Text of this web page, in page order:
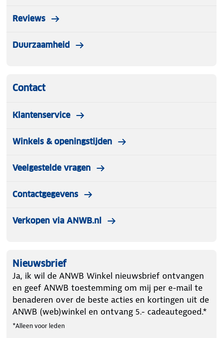
Reviews
Duurzaamheid
Contact
Klantenservice
Winkels & openingstijden
Veelgestelde vragen
Contactgegevens
Verkopen via ANWB.nl
Nieuwsbrief
Ja, ik wil de ANWB Winkel nieuwsbrief ontvangen
en geef ANWB toestemming om mij per e-mail te
benaderen over de beste acties en kortingen uit de
ANWB (web)winkel en ontvang 5.- cadeautegoed.*
*Alleen voor leden